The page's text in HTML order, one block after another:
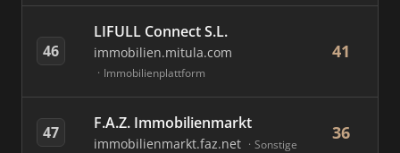
46
LIFULL Connect S.L.
immobilien.mitula.com
Immobilienplattform
41
47 F.A.Z. Immobilienmarkt
immobilienmarkt.faz.net Sonstige
36